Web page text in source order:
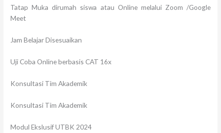
Tatap Muka dirumah siswa atau Online melalui Zoom /Google
Meet
Jam Belajar Disesuaikan
Uji Coba Online berbasis CAT 16x
Konsultasi Tim Akademik
Konsultasi Tim Akademik
Modul Ekslusif UTBK 2024